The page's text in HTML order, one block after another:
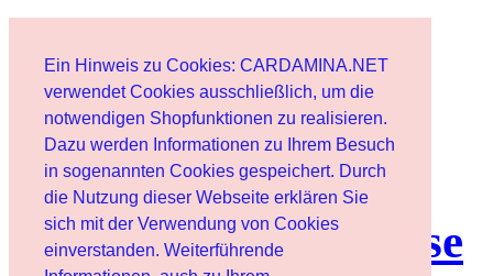
Ein Hinweis zu Cookies: CARDAMINA.NET
verwendet Cookies ausschließlich, um die
notwendigen Shopfunktionen zu realisieren.
Dazu werden Informationen zu Ihrem Besuch
in sogenannten Cookies gespeichert. Durch
die Nutzung dieser Webseite erklären Sie
sich mit der Verwendung von Cookies
einverstanden. Weiterführende
User
Newsletter
Nutzungshinweise